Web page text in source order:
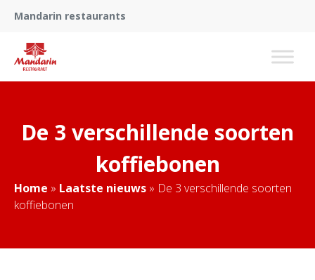
Mandarin restaurants
De 3 verschillende soorten
koffiebonen
Home » Laatste nieuws » De 3 verschillende soorten
koffiebonen